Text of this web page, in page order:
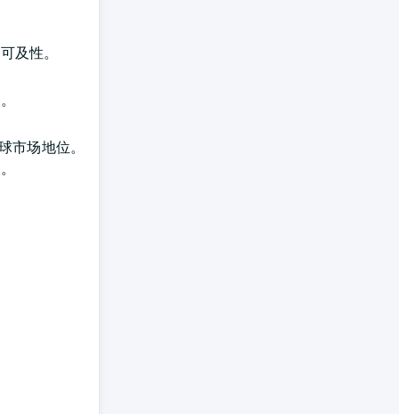
及性。
场地位。